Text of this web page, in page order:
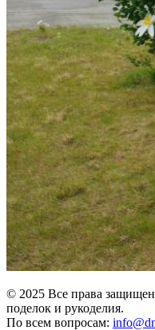
© 2025 Все права
поделок и рукоделия.
По всем вопросам: